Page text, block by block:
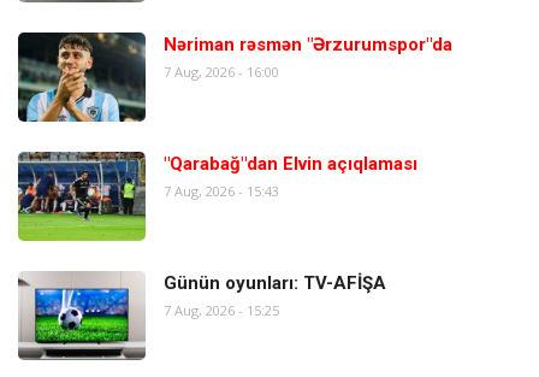
Nəriman rəsmən "Ərzurumspor"da
7 Aug, 2026 - 16:00
"Qarabağ"dan Elvin açıqlaması
7 Aug, 2026 - 15:43
Günün oyunları: TV-AFİŞA
7 Aug, 2026 - 15:25